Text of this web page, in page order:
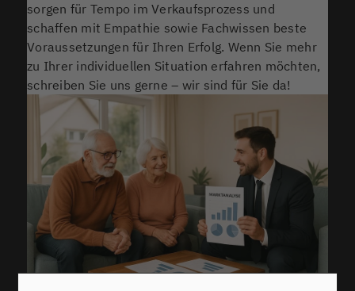
sorgen für Tempo im Verkaufsprozess und
schaffen mit Empathie sowie Fachwissen beste
Voraussetzungen für Ihren Erfolg. Wenn Sie mehr
zu Ihrer individuellen Situation erfahren möchten,
schreiben Sie uns gerne – wir sind für Sie da!